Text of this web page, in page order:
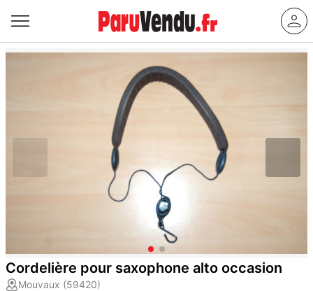
Cordelière pour saxophone alto occasion
Mouvaux (59420)